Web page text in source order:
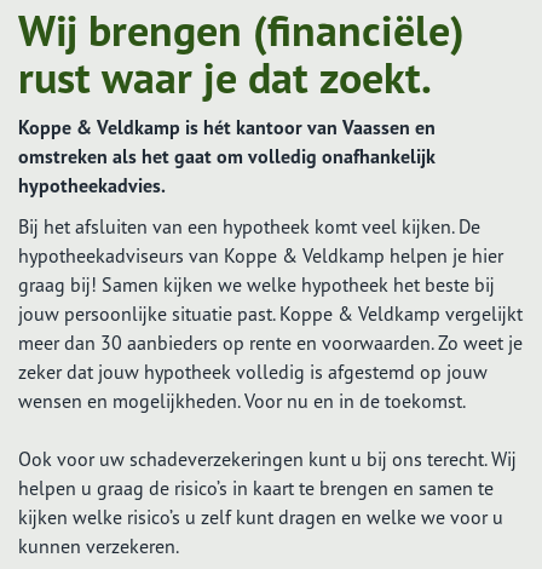
Wij brengen (financiële)
rust waar je dat zoekt.
Koppe & Veldkamp is hét kantoor van Vaassen en
omstreken als het gaat om volledig onafhankelijk
hypotheekadvies.
Bij het afsluiten van een hypotheek komt veel kijken. De
hypotheekadviseurs van Koppe & Veldkamp helpen je hier
graag bij! Samen kijken we welke hypotheek het beste bij
jouw persoonlijke situatie past. Koppe & Veldkamp vergelijkt
meer dan 30 aanbieders op rente en voorwaarden. Zo weet je
zeker dat jouw hypotheek volledig is afgestemd op jouw
wensen en mogelijkheden. Voor nu en in de toekomst.
Ook voor uw schadeverzekeringen kunt u bij ons terecht. Wij
helpen u graag de risico’s in kaart te brengen en samen te
kijken welke risico’s u zelf kunt dragen en welke we voor u
kunnen verzekeren.